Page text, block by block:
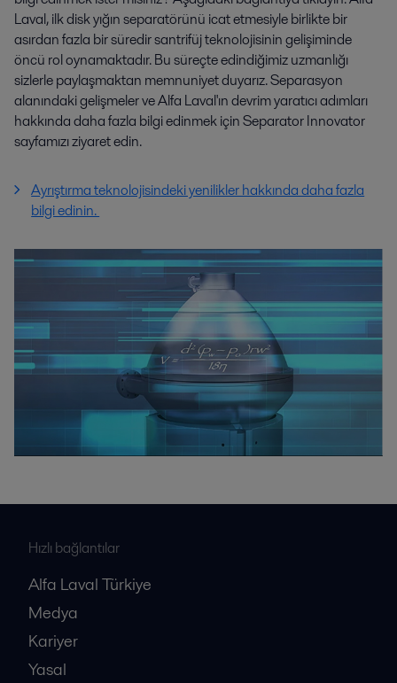
Laval, ilk disk yığın separatörünü icat etmesiyle birlikte bir
asırdan fazla bir süredir santrifüj teknolojisinin gelişiminde
öncü rol oynamaktadır. Bu süreçte edindiğimiz uzmanlığı
sizlerle paylaşmaktan memnuniyet duyarız. Separasyon
alanındaki gelişmeler ve Alfa Laval'ın devrim yaratıcı adımları
hakkında daha fazla bilgi edinmek için Separator Innovator
sayfamızı ziyaret edin.
Ayrıştırma teknolojisindeki yenilikler hakkında daha fazla
bilgi edinin.
Hızlı bağlantılar
Alfa Laval Türkiye
Medya
Kariyer
Yasal